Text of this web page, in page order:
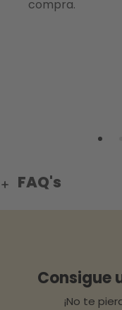
compra.
FAQ's
Consigue
¡No te